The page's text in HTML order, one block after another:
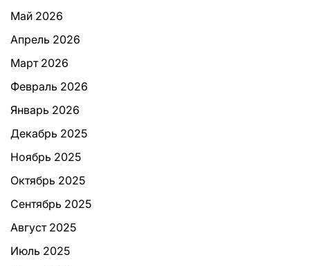
Май 2026
Апрель 2026
Март 2026
Февраль 2026
Январь 2026
Декабрь 2025
Ноябрь 2025
Октябрь 2025
Сентябрь 2025
Август 2025
Июль 2025